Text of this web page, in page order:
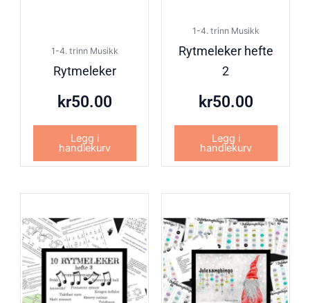
1-4. trinn Musikk
Rytmeleker
kr50.00
Legg i
handlekurv
1-4. trinn Musikk
Rytmeleker hefte
2
kr50.00
Legg i
handlekurv